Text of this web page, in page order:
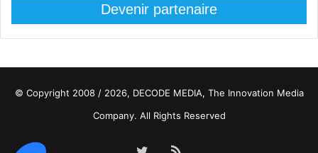
Devenir partenaire
© Copyright 2008 / 2026, DECODE MEDIA, The Innovation Media
Company. All Rights Reserved
TwitterRSS